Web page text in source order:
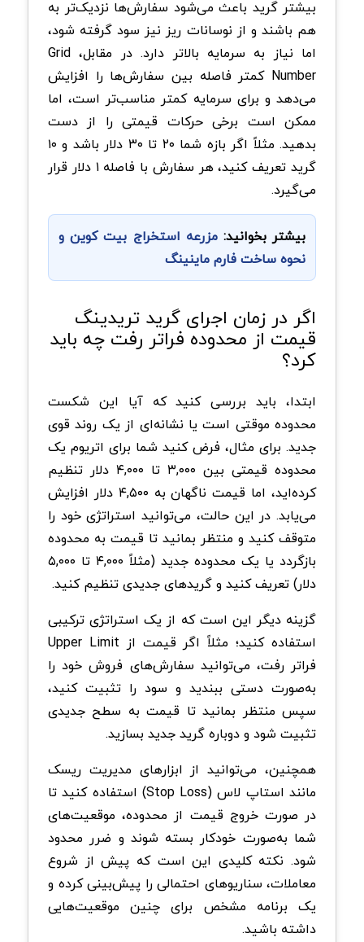
بیشتر گرید باعث می‌شود سفارش‌ها نزدیک‌تر به
هم باشند و از نوسانات ریز نیز سود گرفته شود،
اما نیاز به سرمایه بالاتر دارد. در مقابل، Grid
Number کمتر فاصله بین سفارش‌ها را افزایش
می‌دهد و برای سرمایه کمتر مناسب‌تر است، اما
ممکن است برخی حرکات قیمتی را از دست
بدهید. مثلاً اگر بازه شما ۲۰ تا ۳۰ دلار باشد و ۱۰
گرید تعریف کنید، هر سفارش با فاصله ۱ دلار قرار
می‌گیرد.
بیشتر بخوانید: مزرعه استخراج بیت کوین و
نحوه ساخت فارم ماینینگ
اگر در زمان اجرای گرید تریدینگ
قیمت از محدوده فراتر رفت چه باید
کرد؟
ابتدا، باید بررسی کنید که آیا این شکست
محدوده موقتی است یا نشانه‌ای از یک روند قوی
جدید. برای مثال، فرض کنید شما برای اتریوم یک
محدوده قیمتی بین ۳,۰۰۰ تا ۴,۰۰۰ دلار تنظیم
کرده‌اید، اما قیمت ناگهان به ۴,۵۰۰ دلار افزایش
می‌یابد. در این حالت، می‌توانید استراتژی خود را
متوقف کنید و منتظر بمانید تا قیمت به محدوده
بازگردد یا یک محدوده جدید (مثلاً ۴,۰۰۰ تا ۵,۰۰۰
دلار) تعریف کنید و گریدهای جدیدی تنظیم کنید.
گزینه دیگر این است که از یک استراتژی ترکیبی
استفاده کنید؛ مثلاً اگر قیمت از Upper Limit
فراتر رفت، می‌توانید سفارش‌های فروش خود را
به‌صورت دستی ببندید و سود را تثبیت کنید،
سپس منتظر بمانید تا قیمت به سطح جدیدی
تثبیت شود و دوباره گرید جدید بسازید.
همچنین، می‌توانید از ابزارهای مدیریت ریسک
مانند استاپ لاس (Stop Loss) استفاده کنید تا
در صورت خروج قیمت از محدوده، موقعیت‌های
شما به‌صورت خودکار بسته شوند و ضرر محدود
شود. نکته کلیدی این است که پیش از شروع
معاملات، سناریوهای احتمالی را پیش‌بینی کرده و
یک برنامه مشخص برای چنین موقعیت‌هایی
داشته باشید.